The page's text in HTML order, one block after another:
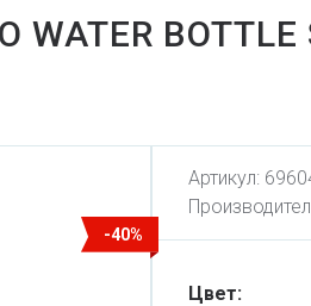
BOTTLE
-40%
Артикул:
Цвет: